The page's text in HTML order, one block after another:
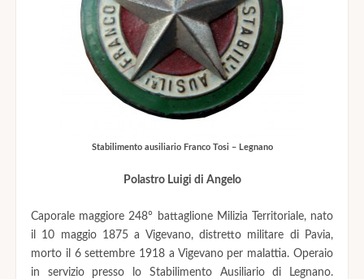
Stabilimento ausiliario Franco Tosi – Legnano
Polastro Luigi di Angelo
Caporale maggiore 248° battaglione Milizia Territoriale, nato
il 10 maggio 1875 a Vigevano, distretto militare di Pavia,
morto il 6 settembre 1918 a Vigevano per malattia. Operaio
in servizio presso lo Stabilimento Ausiliario di Legnano.